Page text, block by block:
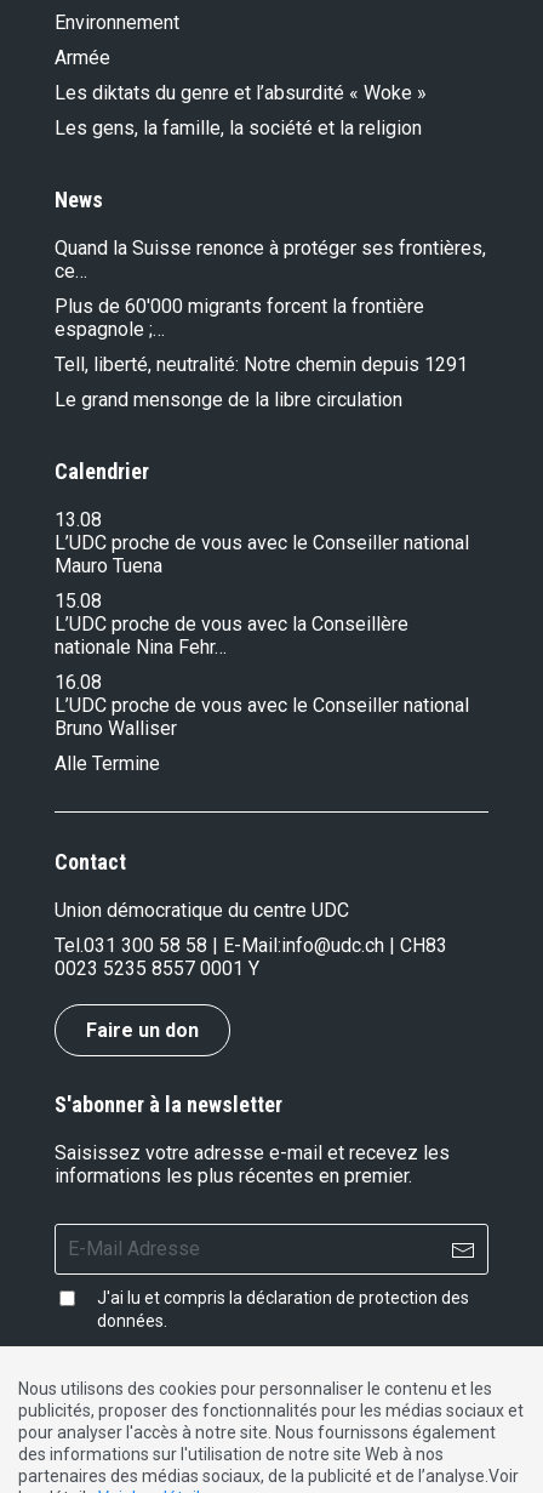
Environnement
Armée
Les diktats du genre et l’absurdité « Woke »
Les gens, la famille, la société et la religion
News
Quand la Suisse renonce à protéger ses frontières,
ce…
Plus de 60'000 migrants forcent la frontière
espagnole ;…
Tell, liberté, neutralité: Notre chemin depuis 1291
Le grand mensonge de la libre circulation
Calendrier
13.08
L’UDC proche de vous avec le Conseiller national
Mauro Tuena
15.08
L’UDC proche de vous avec la Conseillère
nationale Nina Fehr…
16.08
L’UDC proche de vous avec le Conseiller national
Bruno Walliser
Alle Termine
Contact
Union démocratique du centre UDC
Tel.031 300 58 58 | E-Mail:info@udc.ch | CH83
0023 5235 8557 0001 Y
Faire un don
S'abonner à la newsletter
Saisissez votre adresse e-mail et recevez les
informations les plus récentes en premier.
J'ai lu et compris la déclaration de protection des
données
Impressum| Protection des données|Contact
DE FR IT
Nous utilisons des cookies pour personnaliser le contenu et les
publicités, proposer des fonctionnalités pour les médias sociaux et
pour analyser l'accès à notre site. Nous fournissons également
des informations sur l'utilisation de notre site Web à nos
partenaires des médias sociaux, de la publicité et de l’analyse.Voir